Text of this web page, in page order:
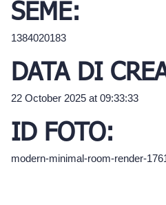
SEME:
1384020183
DATA DI
22 October 2025 at 09:33:33
ID FOTO:
modern-minimal-room-render-